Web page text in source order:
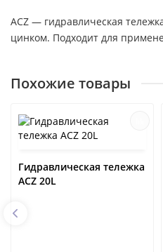
ACZ — гидравлическая
цинком. Подходит для
Похожие товары
Гидравлическая тележка
ACZ 20L